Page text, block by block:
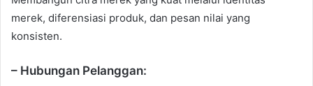
merek, diferensiasi produk, dan pesan nilai yang
konsisten.
– Hubungan Pelanggan: